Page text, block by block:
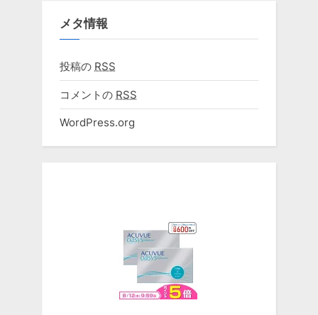
メタ情報
投稿の RSS
コメントの RSS
WordPress.org